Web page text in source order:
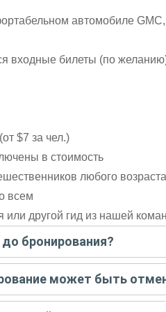
автомобиле
входные билеты (по
$7 за чел.)
в стоимость
любого
всем
или другой гид из нашей
бронирования?
«Задать вопрос» и написать
вопрос. может быть
погодных условий,